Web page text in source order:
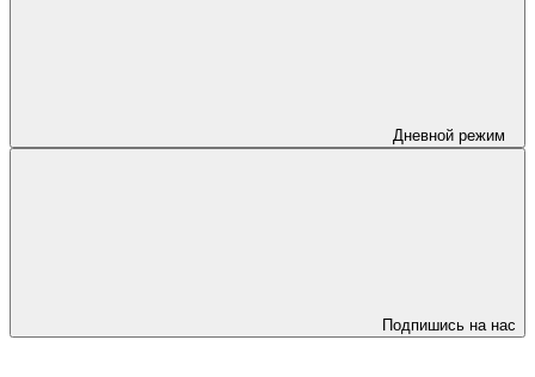
Дневной режим
Подпишись на нас